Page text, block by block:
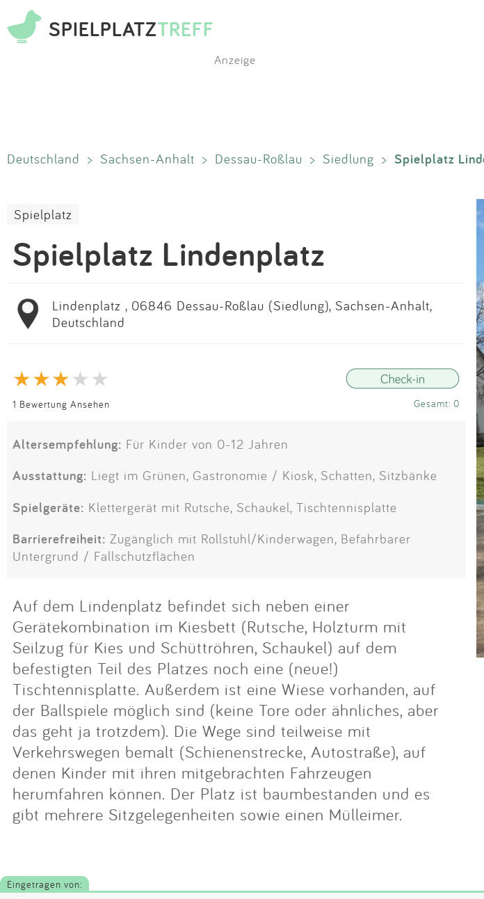
SPIELPLATZTREFF
Anzeige
Deutschland > Sachsen-Anhalt > Dessau-Roßlau > Siedlung > Spielplatz
Spielplatz
Spielplatz Lindenplatz
Lindenplatz , 06846 Dessau-Roßlau (Siedlung), Sachsen-Anhalt,
Deutschland
1 Bewertung Ansehen Gesamt: 0
Altersempfehlung: Für Kinder von 0-12 Jahren
Ausstattung: Liegt im Grünen, Gastronomie / Kiosk, Schatten, Sitzbänke
Spielgeräte: Klettergerät mit Rutsche, Schaukel, Tischtennisplatte
Barrierefreiheit: Zugänglich mit Rollstuhl/Kinderwagen, Befahrbarer
Untergrund / Fallschutzflächen
Auf dem Lindenplatz befindet sich neben einer
Gerätekombination im Kiesbett (Rutsche, Holzturm mit
Seilzug für Kies und Schüttröhren, Schaukel) auf dem
befestigten Teil des Platzes noch eine (neue!)
Tischtennisplatte. Außerdem ist eine Wiese vorhanden, auf
der Ballspiele möglich sind (keine Tore oder ähnliches, aber
das geht ja trotzdem). Die Wege sind teilweise mit
Verkehrswegen bemalt (Schienenstrecke, Autostraße), auf
denen Kinder mit ihren mitgebrachten Fahrzeugen
herumfahren können. Der Platz ist baumbestanden und es
gibt mehrere Sitzgelegenheiten sowie einen Mülleimer.
Eingetragen von: